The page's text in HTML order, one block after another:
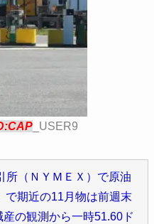
_USER9
所（ＮＹＭＥＸ）で原油
で期近の11月物は前週末
の観測から一時51.60ド